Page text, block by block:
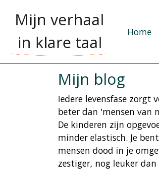
Mijn verhaal
in klare taal
Home
Mijn blog
Iedere levensfase
beter dan 'mensen van
De kinderen zijn
minder elastisch. Je
mensen dood in je
zestiger, nog leuker